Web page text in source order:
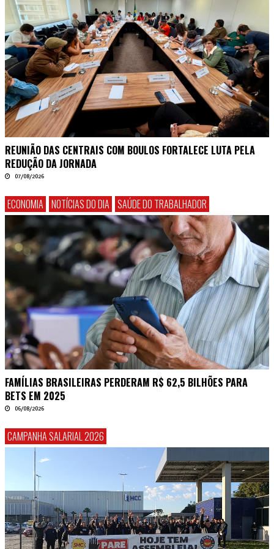
REUNIÃO DAS CENTRAIS COM BOULOS FORTALECE LUTA PELA
REDUÇÃO DA JORNADA
07/08/2026
ECONOMIA NOTÍCIAS DO DIA SAÚDE DO TRABALHADOR
FAMÍLIAS BRASILEIRAS PERDERAM R$ 62,5 BILHÕES PARA
BETS EM 2025
06/08/2026
CAMPANHA SALARIAL 2026